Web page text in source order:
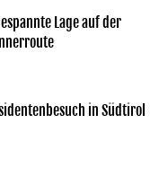
Lage auf der
in Südtirol